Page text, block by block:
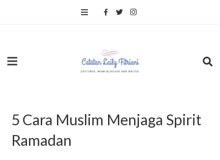
5 Cara Muslim Menjaga Spirit
Ramadan